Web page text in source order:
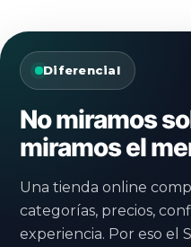
Diferencial
No miramos
miramos el
Una tienda online
categorías, precios,
experiencia. Por eso el